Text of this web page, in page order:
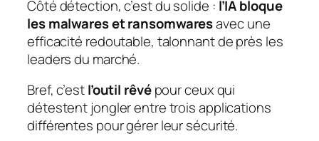
Côté détection, c’est du solide : l’IA bloque
les malwares et ransomwaresavec une
efficacité redoutable, talonnant de près les
leaders du marché.
Bref, c’estl’outil rêvépour ceux qui
détestent jongler entre trois applications
différentes pour gérer leur sécurité.